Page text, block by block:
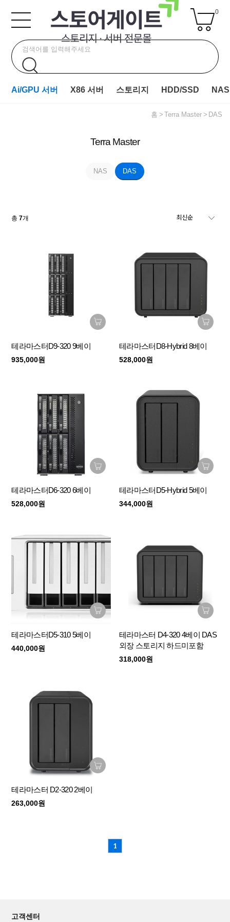
0
Ai/GPU 서버 X86 서버 스토리지 HDD/SSD NAS
홈 Terra Master DAS
Terra Master
NAS DAS
총7개
테라마스터D9-320 9베이
935,000원
테라마스터D8-Hybrid 8베이
528,000원
테라마스터D6-320 6베이
528,000원
테라마스터D5-Hybrid 5베이
344,000원
테라마스터D5-310 5베이
440,000원
테라마스터 D4-320 4베이 DAS
외장 스토리지 하드미포함
318,000원
테라마스터 D2-320 2베이
263,000원
1
고객센터